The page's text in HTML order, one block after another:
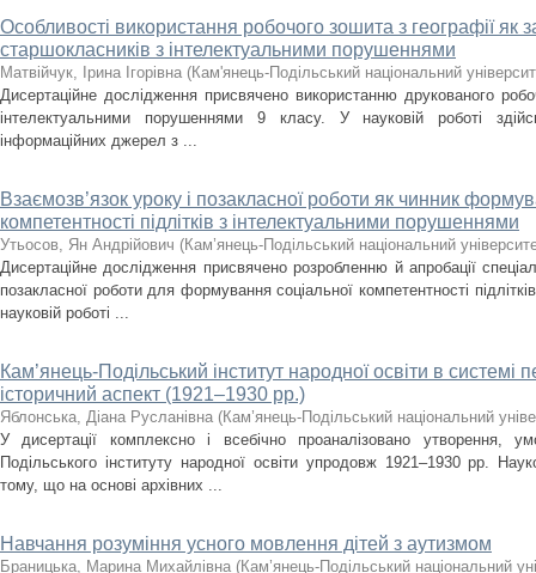
Особливості використання робочого зошита з географії як
старшокласників з інтелектуальними порушеннями
Матвійчук, Ірина Ігорівна (Кам'янець-Подільський національний
Дисертаційне дослідження присвячено використанню друкованого
інтелектуальними порушеннями 9 класу. У науковій роботі
інформаційних джерел з ...
Взаємозв’язок уроку і позакласної роботи як чинник
компетентності підлітків з інтелектуальними порушеннями
Утьосов, Ян Андрійович (Кам’янець-Подільський національний
Дисертаційне дослідження присвячено розробленню й апробації
позакласної роботи для формування соціальної компетентності
науковій роботі ...
Кам’янець-Подільський інститут народної освіти в системі
історичний аспект (1921–1930 рр.)
Яблонська, Діана Русланівна (Кам’янець-Подільський національний
У дисертації комплексно і всебічно проаналізовано утворення,
Подільського інституту народної освіти упродовж 1921–1930 рр.
тому, що на основі архівних ...
Навчання розуміння усного мовлення дітей з аутизмом
Браницька, Марина Михайлівна (Кам’янець-Подільський національний